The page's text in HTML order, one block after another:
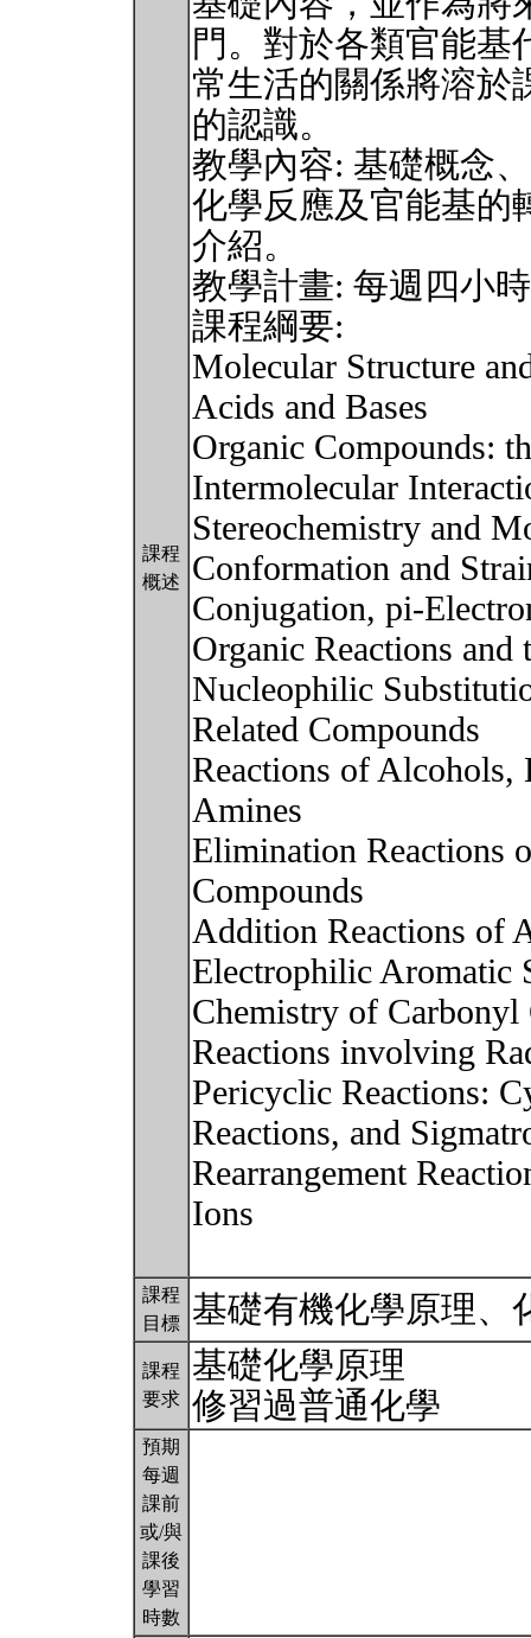
課程
概述
門。對於各類官能基
常生活的關係將溶於
的認識。
教學內容: 基礎概念
化學反應及官能基的
介紹。
教學計畫: 每週四小
課程綱要:
Molecular Structure
Acids and Bases
Organic Compounds:
Intermolecular
Stereochemistry and
Conformation and
Conjugation, pi-
Organic Reactions
Nucleophilic
Related Compounds
Reactions of Alcohols,
Amines
Elimination Reactions
Compounds
Addition Reactions of
Electrophilic Aromatic
Chemistry of Carbonyl
Reactions involving
Pericyclic Reactions:
Reactions, and
Rearrangement
Ions
課程
目標
基礎有機化學原理
課程
要求
基礎化學原理
修習過普通化學
預期
每週
課前
或/與
課後
學習
時數